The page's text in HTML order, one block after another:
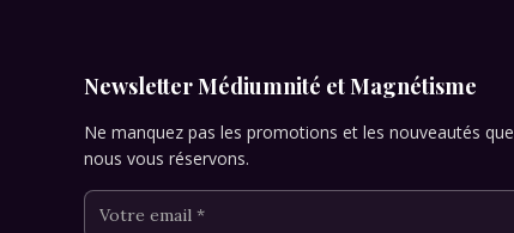
Newsletter Médiumnité et Magnétisme
Ne manquez pas les promotions et les nouveautés que
nous vous réservons.